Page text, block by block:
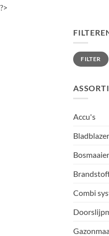
?>
Min.
prijs
Max.
prijsFILTER
Accu's
Combi